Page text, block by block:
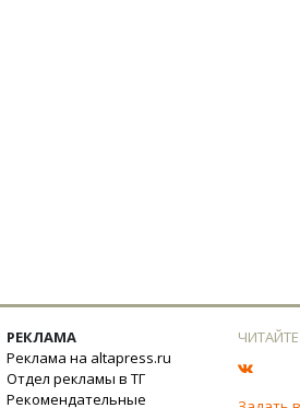
РЕКЛАМА
Реклама на altapress.ru
Отдел рекламы в ТГ
Рекомендательные